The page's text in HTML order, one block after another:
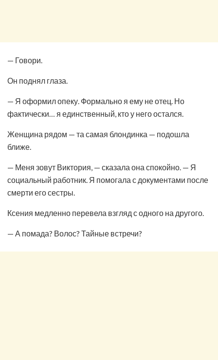
— Говори.
Он поднял глаза.
— Я оформил опеку. Формально я ему не отец. Но
фактически… я единственный, кто у него остался.
Женщина рядом — та самая блондинка — подошла
ближе.
— Меня зовут Виктория, — сказала она спокойно. — Я
социальный работник. Я помогала с документами после
смерти его сестры.
Ксения медленно перевела взгляд с одного на другого.
— А помада? Волос? Тайные встречи?